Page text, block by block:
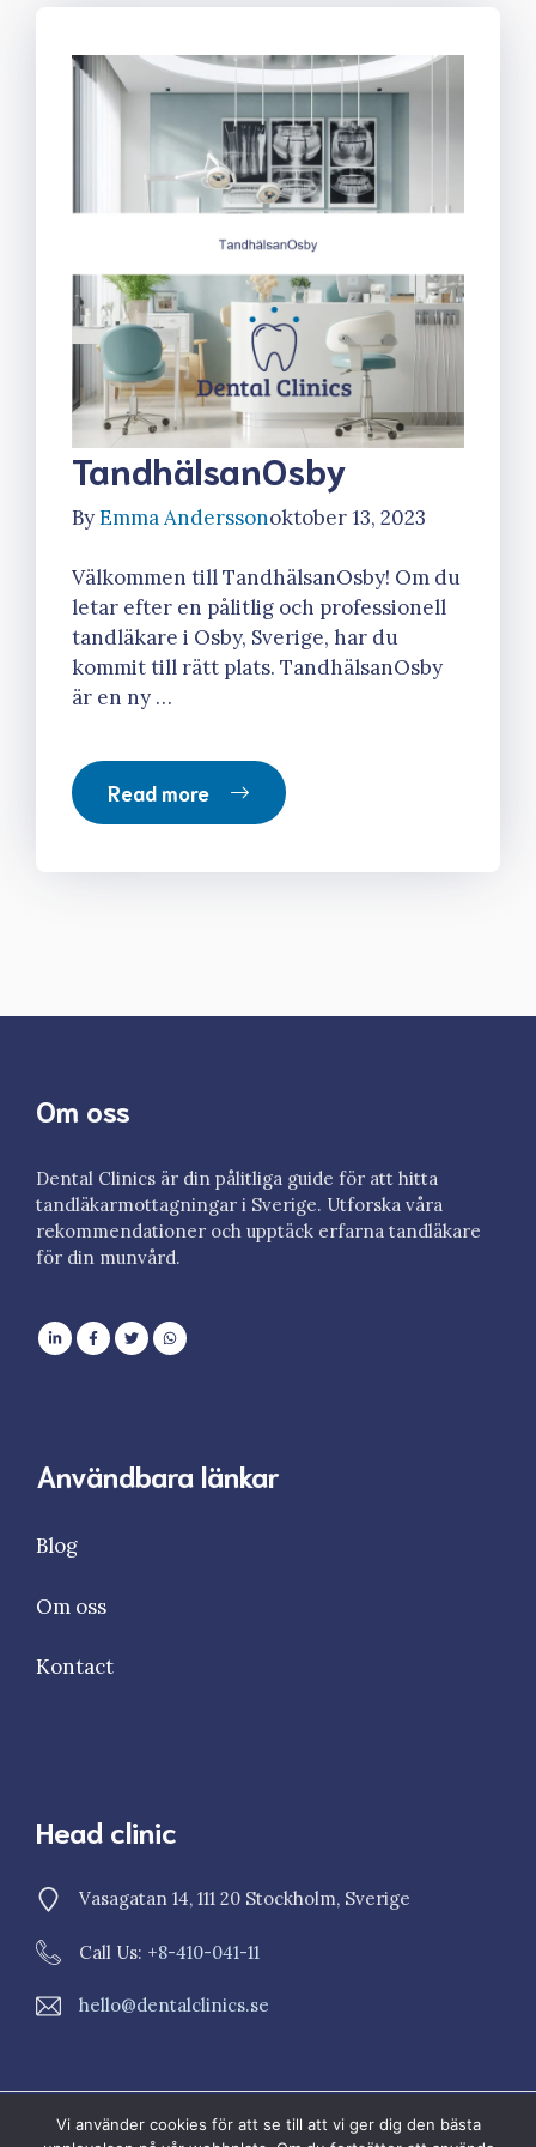
TandhälsanOsby
ByEmma Anderssonoktober 13, 2023
Välkommen till TandhälsanOsby! Om du
letar efter en pålitlig och professionell
tandläkare i Osby, Sverige, har du
kommit till rätt plats. TandhälsanOsby
är en ny …
Read more
Om oss
Dental Clinics är din pålitliga guide för att hitta
tandläkarmottagningar i Sverige. Utforska våra
rekommendationer och upptäck erfarna tandläkare
för din munvård.
Användbara länkar
Blog
Om oss
Kontact
Head clinic
Vasagatan 14, 111 20 Stockholm, Sverige
Call Us: +8-410-041-11
hello@dentalclinics.se
© 2023 Dental Clinics
Vi använder cookies för att se till att vi ger dig den bästa